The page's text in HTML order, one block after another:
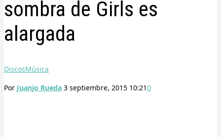
sombra de Girls es
alargada
DiscosMúsica
Por Juanjo Rueda 3 septiembre, 2015 10:210